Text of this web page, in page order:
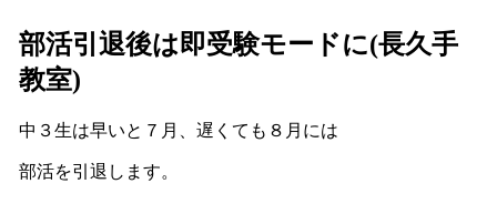
部活引退後は即受験モードに(長久手
教室)
中３生は早いと７月、遅くても８月には
部活を引退します。